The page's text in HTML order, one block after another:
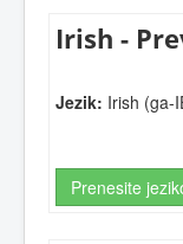
Irish -
Jezik: Irish (ga-
Prenesite